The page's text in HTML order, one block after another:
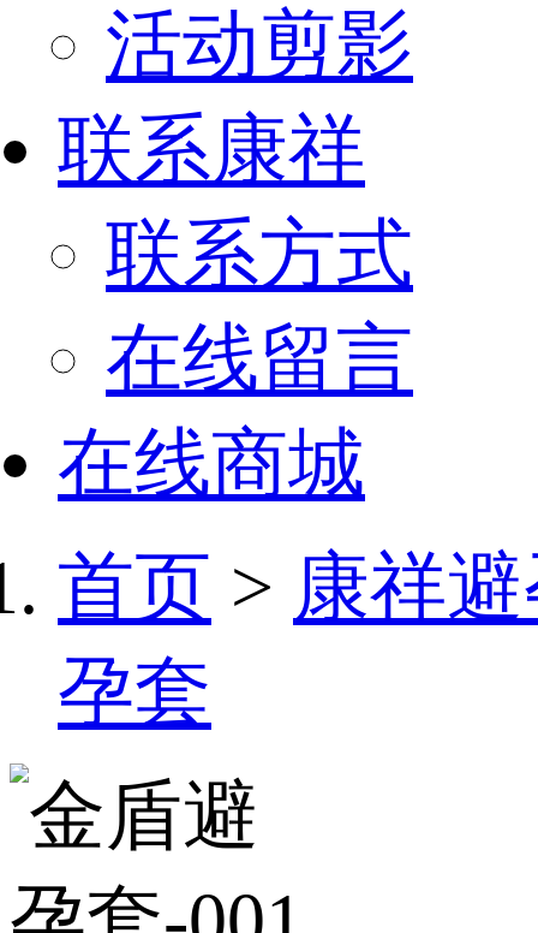
活动剪影
联系康祥
联系方式
在线留言
在线商城
首页 > 康祥
孕套